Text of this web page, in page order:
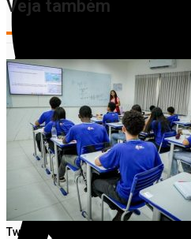
Facebook
Twitter
Veja também